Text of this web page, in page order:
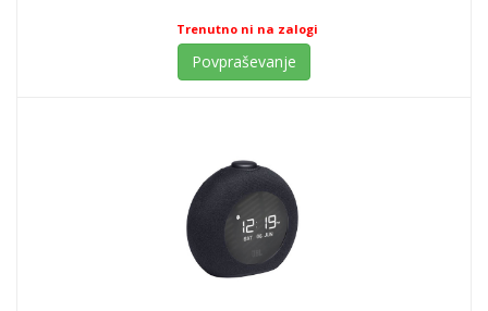
Trenutno ni na zalogi
Povpraševanje